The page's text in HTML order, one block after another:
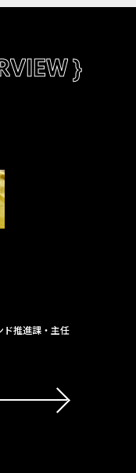
}
ド推進課・主任